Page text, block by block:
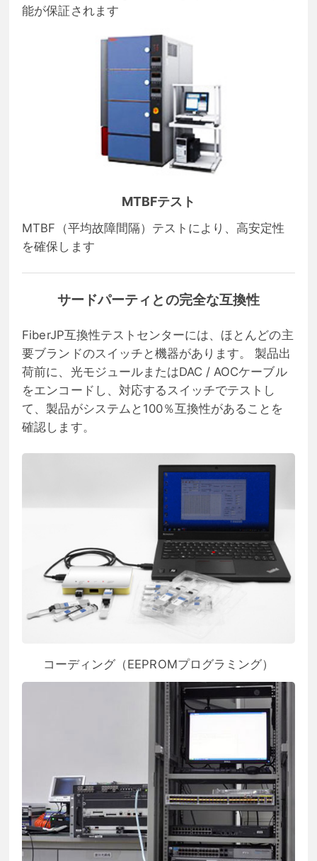
能が保証されます
MTBFテスト
MTBF（平均故障間隔）テストにより、高安定性
を確保します
サードパーティとの完全な互換性
FiberJP互換性テストセンターには、ほとんどの主
要ブランドのスイッチと機器があります。 製品出
荷前に、光モジュールまたはDAC / AOCケーブル
をエンコードし、対応するスイッチでテストし
て、製品がシステムと100％互換性があることを
確認します。
コーディング（EEPROMプログラミング）